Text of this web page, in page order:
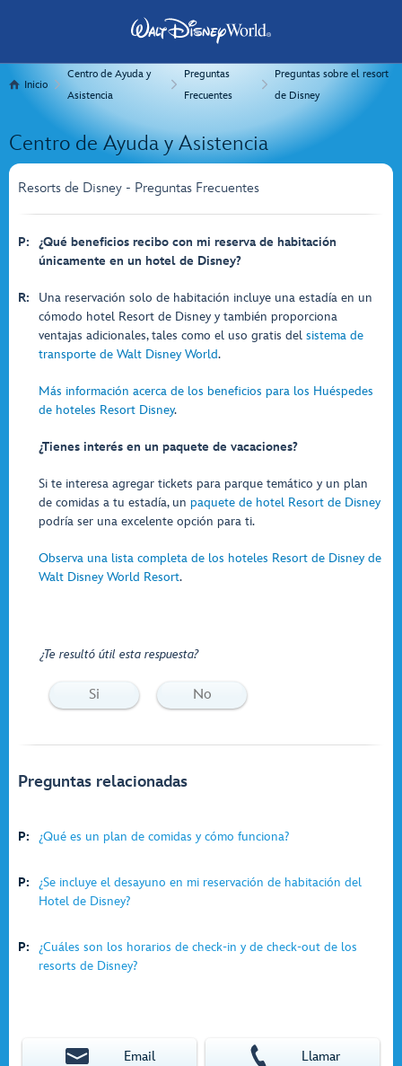
Inicio
Centro de Ayuda y
Asistencia
Preguntas
Frecuentes
Preguntas sobre el resort
de Disney
Centro de Ayuda y Asistencia
Resorts de Disney - Preguntas Frecuentes
P:
¿Qué beneficios recibo con mi reserva de habitación
únicamente en un hotel de Disney?
R:
Una reservación solo de habitación incluye una estadía en un
cómodo hotel Resort de Disney y también proporciona
ventajas adicionales, tales como el uso gratis del sistema de
transporte de Walt Disney World.
Más información acerca de los beneficios para los Huéspedes
de hoteles Resort Disney.
¿Tienes interés en un paquete de vacaciones?
Si te interesa agregar tickets para parque temático y un plan
de comidas a tu estadía, un paquete de hotel Resort de Disney
podría ser una excelente opción para ti.
Observa una lista completa de los hoteles Resort de Disney de
Walt Disney World Resort.
¿Te resultó útil esta respuesta?
Si No
Preguntas relacionadas
P: ¿Qué es un plan de comidas y cómo funciona?
P:
¿Se incluye el desayuno en mi reservación de habitación del
Hotel de Disney?
P:
¿Cuáles son los horarios de check-in y de check-out de los
resorts de Disney?
Email Llamar